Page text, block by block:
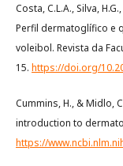
Costa, C.L.A., Silva,
Perfil dermatoglífico e
voleibol. Revista da
15. https://doi.org/
Cummins, H., & Midlo,
introduction to
https://